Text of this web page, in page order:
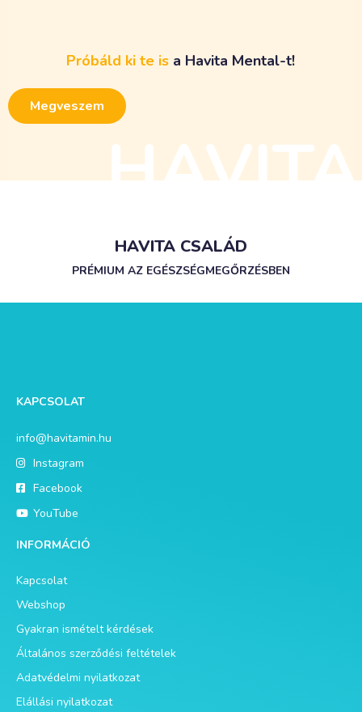
Próbáld ki te is a Havita Mental-t!
Megveszem
HAVITA CSALÁD
PRÉMIUM AZ EGÉSZSÉGMEGŐRZÉSBEN
KAPCSOLAT
info@havitamin.hu
Instagram
Facebook
YouTube
INFORMÁCIÓ
Kapcsolat
Webshop
Gyakran ismételt kérdések
Általános szerződési feltételek
Adatvédelmi nyilatkozat
Elállási nyilatkozat